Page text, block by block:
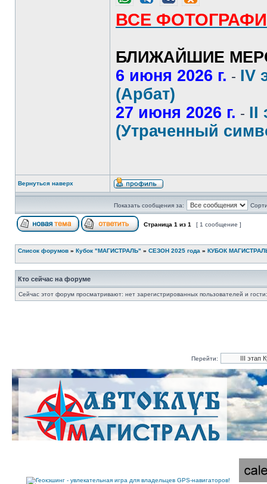
ВСЕ
БЛИЖАЙШИЕ
6 июня 2026 г. - IV
(Арбат)
27 июня 2026 г. - II
(Утраченный
Вернуться наверх
Показать сообщения за:
Страница 1 из 1 [ 1 сообщение ]
Список форумов » Кубок "МАГИСТРАЛЬ" » СЕЗОН 2025 года » КУБОК
Кто сейчас на форуме
Сейчас этот форум просматривают: нет зарегистрированных пользователей и
Перейти: